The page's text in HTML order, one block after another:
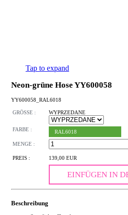
Tap to expand
Neon-grüne Hose YY600058
YY600058_RAL6018
GRÖSSE : WYPRZEDANE
FARBE : RAL6018
MENGE :
PREIS : 139,00 EUR
EINFÜGEN IN
Beschreibung